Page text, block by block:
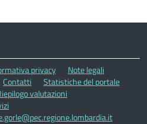
privacy
Note legali
Contatti
Statistiche del portale
valutazioni